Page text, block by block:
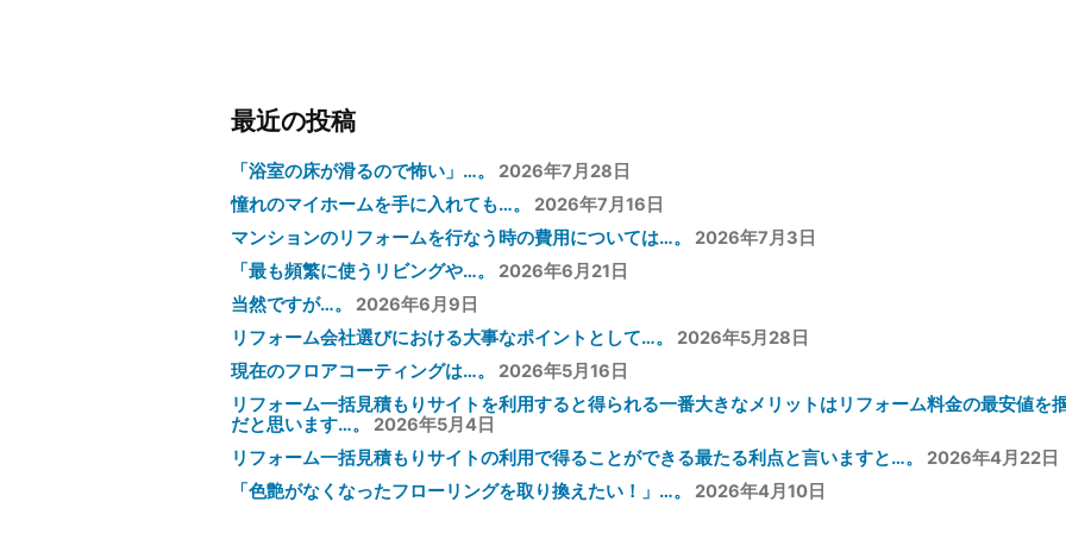
最近の投稿
「浴室の床が滑るので怖い」…。
2026年7月28日
憧れのマイホームを手に入れても…。
2026年7月16日
マンションのリフォームを行なう時の費用については…。
2026年7月3日
「最も頻繁に使うリビングや…。
2026年6月21日
当然ですが…。
2026年6月9日
リフォーム会社選びにおける大事なポイントとして…。
2026年5月28日
現在のフロアコーティングは…。
2026年5月16日
リフォーム一括見積もりサイトを利用すると得られる一番大きなメリットはリフォーム料金の最安値を
だと思います…。
2026年5月4日
リフォーム一括見積もりサイトの利用で得ることができる最たる利点と言いますと…。
2026年4月22日
「色艶がなくなったフローリングを取り換えたい！」…。
2026年4月10日